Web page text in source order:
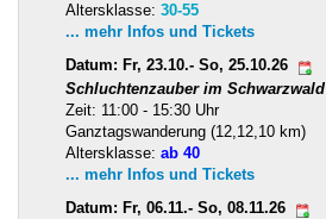
Altersklasse: 30-55
... mehr Infos und Tickets
Datum: Fr, 23.10.- So, 25.10.26
Schluchtenzauber im Schwarzwald
Zeit: 11:00 - 15:30 Uhr
Ganztagswanderung (12,12,10 km)
Altersklasse: ab 40
... mehr Infos und Tickets
Datum: Fr, 06.11.- So, 08.11.26